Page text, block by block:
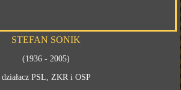
STEFAN SONIK
(1936 - 2005)
działacz PSL, ZKR i OSP